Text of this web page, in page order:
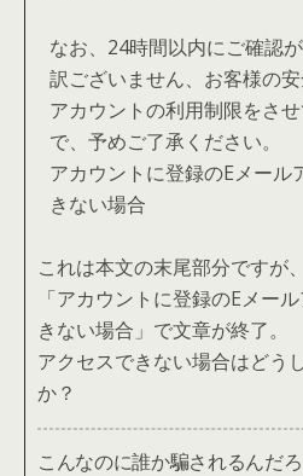
なお、24時間以内にご確認
訳ございません、お客様の安
アカウントの利用制限をさ
で、予めご了承ください。
アカウントに登録のEメール
きない場合
これは本文の末尾部分ですが、
「アカウントに登録のEメー
きない場合」で文章が終了。
アクセスできない場合はどう
か？
こんなのに誰か騙されるんだ